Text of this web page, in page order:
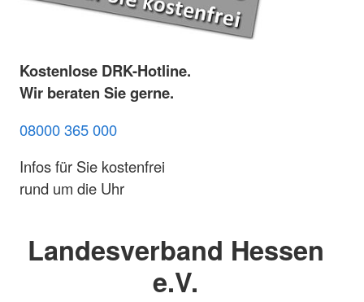
Kostenlose DRK-Hotline.
Wir beraten Sie gerne.
08000 365 000
Infos für Sie kostenfrei
rund um die Uhr
Landesverband Hessen
e.V.